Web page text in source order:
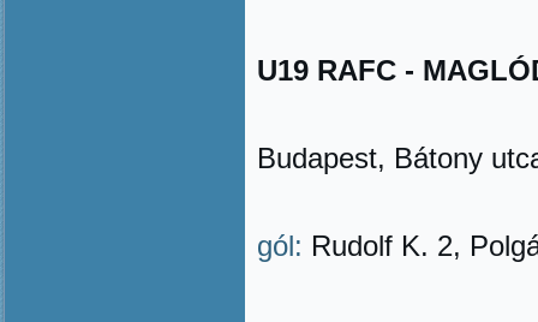
U19 RAFC -
Budapest, Bátony
gól: Rudolf K. 2,